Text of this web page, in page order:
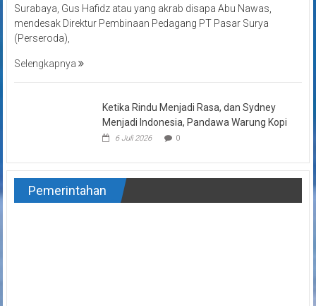
Surabaya, Gus Hafidz atau yang akrab disapa Abu Nawas,
mendesak Direktur Pembinaan Pedagang PT Pasar Surya
(Perseroda),
Selengkapnya
Ketika Rindu Menjadi Rasa, dan Sydney
Menjadi Indonesia, Pandawa Warung Kopi
6 Juli 2026 0
Pemerintahan